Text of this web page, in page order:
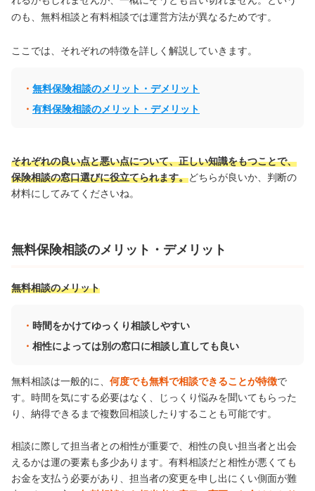
のも、無料相談と有料相談では運営方法が異なるためです。
ここでは、それぞれの特徴を詳しく解説していきます。
無料保険相談のメリット・デメリット
有料保険相談のメリット・デメリット
それぞれの良い点と悪い点について、正しい知識をもつことで、
保険相談の窓口選びに役立てられます。どちらが良いか、判断の
材料にしてみてくださいね。
無料保険相談のメリット・デメリット
無料相談のメリット
時間をかけてゆっくり相談しやすい
相性によっては別の窓口に相談し直しても良い
無料相談は一般的に、 何度でも無料で相談できることが特徴で
す。時間を気にする必要はなく、じっくり悩みを聞いてもらった
り、納得できるまで複数回相談したりすることも可能です。
相談に際して担当者との相性が重要で、相性の良い担当者と出会
えるかは運の要素も多少あります。有料相談だと相性が悪くても
お金を支払う必要があり、担当者の変更を申し出にくい側面が難